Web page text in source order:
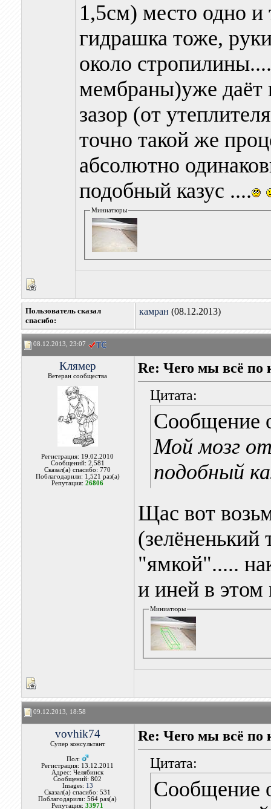
1,5см) место одно и
гидрашка тоже,
около
мембраны)уже даёт
зазор (от
точно такой же
абсолютно
подобный казус ....
Миниатюры
Пользователь сказал
cпасибо:
камран (08.12.2013)
08.12.2013, 23:07
Клямер
Ветеран сообщества
Регистрация: 19.02.2010
Сообщений: 2,581
Сказал(а) спасибо: 770
Поблагодарили: 1,521 раз(а)
Репутация:26806
Re: Чего мы всё по
Цитата:
Сообщение
Мой мозг
подобный
Щас вот
(зелёненький
"ямкой".....
и иней в этом
Миниатюры
09.12.2013, 18:58
vovhik74
Супер консультант
Пол:
Регистрация: 13.12.2011
Адрес: Челябинск
Сообщений: 802
Images: 13
Сказал(а) спасибо: 531
Поблагодарили: 564 раз(а)
Репутация:33971
Re: Чего мы всё по
Цитата:
Сообщение